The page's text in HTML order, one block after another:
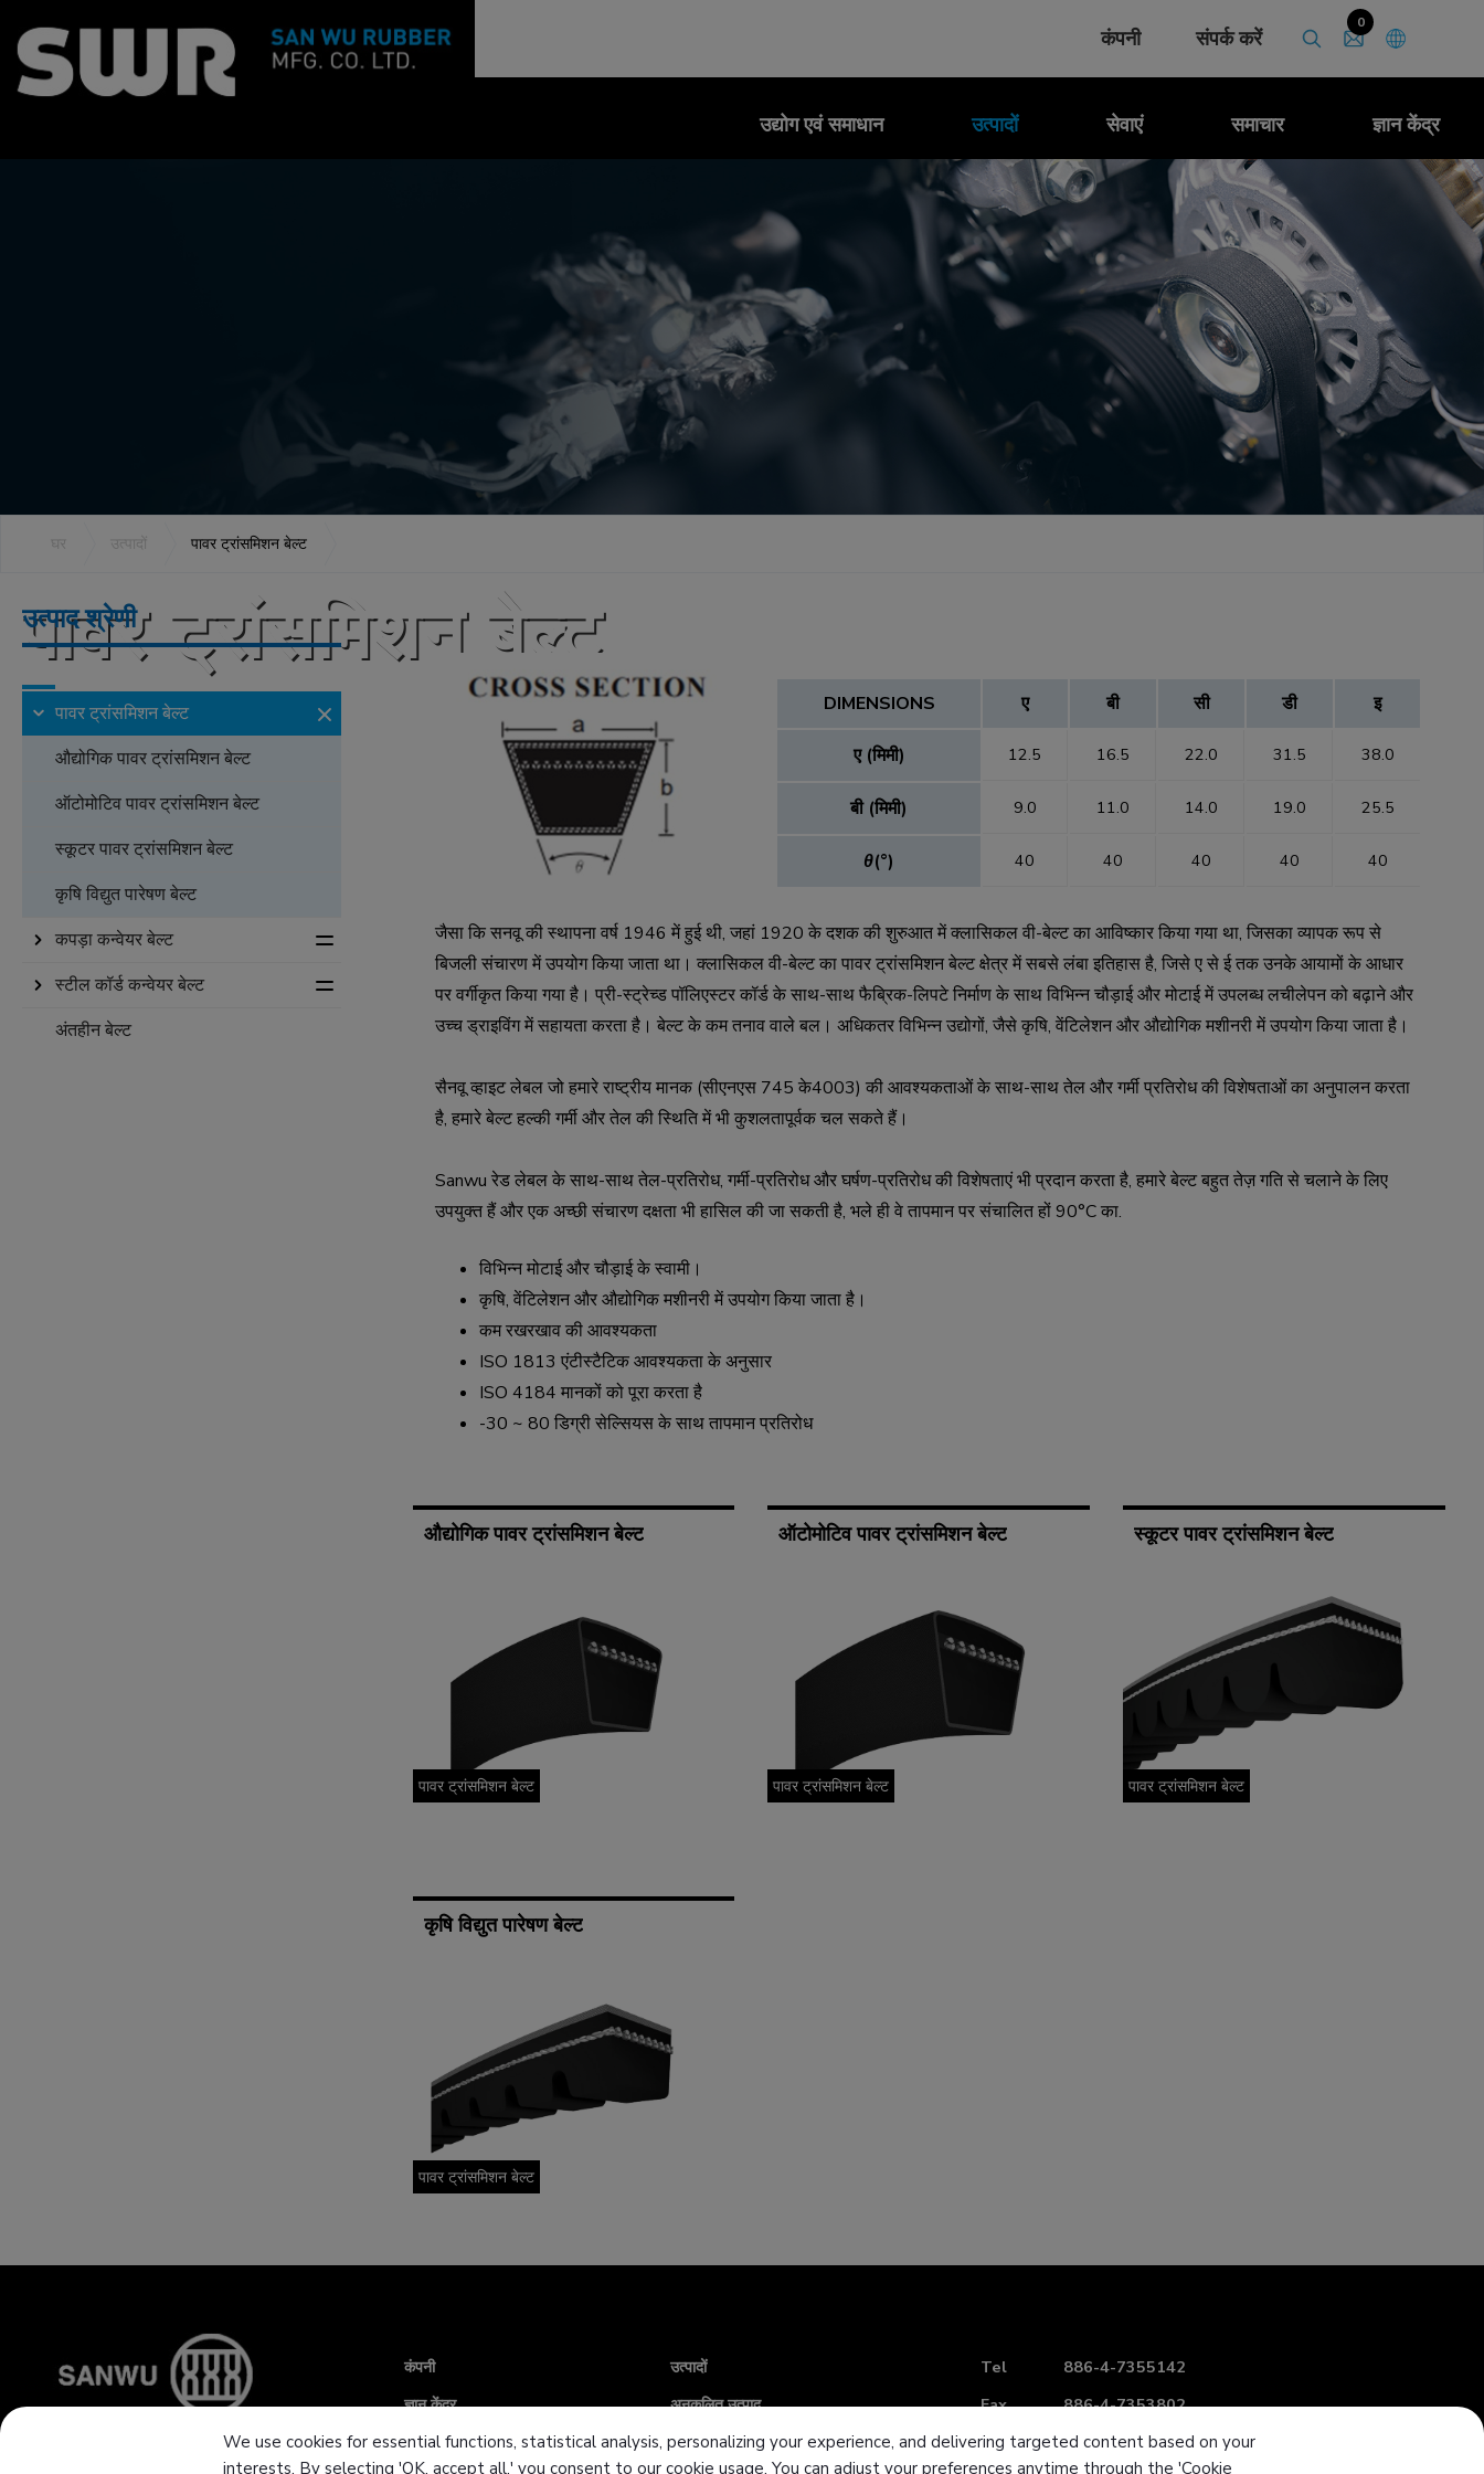
कंपनी संपर्क करें
0
उद्योग एवं समाधान उत्पादों सेवाएं समाचार ज्ञान केंद्र
पावर ट्रांसमिशन बेल्ट
All Products
घर उत्पादों पावर ट्रांसमिशन बेल्ट
उत्पाद श्रेणी
पावर ट्रांसमिशन बेल्ट
औद्योगिक पावर ट्रांसमिशन बेल्ट
ऑटोमोटिव पावर ट्रांसमिशन बेल्ट
स्कूटर पावर ट्रांसमिशन बेल्ट
कृषि विद्युत पारेषण बेल्ट
कपड़ा कन्वेयर बेल्ट
स्टील कॉर्ड कन्वेयर बेल्ट
अंतहीन बेल्ट
DIMENSIONS ए बी सी डी इ
ए (मिमी) 12.5 16.5 22.0 31.5 38.0
बी (मिमी) 9.0 11.0 14.0 19.0 25.5
θ(°) 40 40 40 40 40
जैसा कि सनवू की स्थापना वर्ष 1946 में हुई थी, जहां 1920 के दशक की शुरुआत में क्लासिकल वी-बेल्ट का आविष्कार किया गया था, जिसका व्यापक रूप से
बिजली संचारण में उपयोग किया जाता था। क्लासिकल वी-बेल्ट का पावर ट्रांसमिशन बेल्ट क्षेत्र में सबसे लंबा इतिहास है, जिसे ए से ई तक उनके आयामों के आधार
पर वर्गीकृत किया गया है। प्री-स्ट्रेच्ड पॉलिएस्टर कॉर्ड के साथ-साथ फैब्रिक-लिपटे निर्माण के साथ विभिन्न चौड़ाई और मोटाई में उपलब्ध लचीलेपन को बढ़ाने और
उच्च ड्राइविंग में सहायता करता है। बेल्ट के कम तनाव वाले बल। अधिकतर विभिन्न उद्योगों, जैसे कृषि, वेंटिलेशन और औद्योगिक मशीनरी में उपयोग किया जाता है।
सैनवू व्हाइट लेबल जो हमारे राष्ट्रीय मानक (सीएनएस 745 के4003) की आवश्यकताओं के साथ-साथ तेल और गर्मी प्रतिरोध की विशेषताओं का अनुपालन करता
है, हमारे बेल्ट हल्की गर्मी और तेल की स्थिति में भी कुशलतापूर्वक चल सकते हैं।
Sanwu रेड लेबल के साथ-साथ तेल-प्रतिरोध, गर्मी-प्रतिरोध और घर्षण-प्रतिरोध की विशेषताएं भी प्रदान करता है, हमारे बेल्ट बहुत तेज़ गति से चलाने के लिए
उपयुक्त हैं और एक अच्छी संचारण दक्षता भी हासिल की जा सकती है, भले ही वे तापमान पर संचालित हों 90°C का.
विभिन्न मोटाई और चौड़ाई के स्वामी।
कृषि, वेंटिलेशन और औद्योगिक मशीनरी में उपयोग किया जाता है।
कम रखरखाव की आवश्यकता
ISO 1813 एंटीस्टैटिक आवश्यकता के अनुसार
ISO 4184 मानकों को पूरा करता है
-30 ~ 80 डिग्री सेल्सियस के साथ तापमान प्रतिरोध
औद्योगिक पावर ट्रांसमिशन बेल्ट
पावर ट्रांसमिशन बेल्ट
ऑटोमोटिव पावर ट्रांसमिशन बेल्ट
पावर ट्रांसमिशन बेल्ट
स्कूटर पावर ट्रांसमिशन बेल्ट
पावर ट्रांसमिशन बेल्ट
कृषि विद्युत पारेषण बेल्ट
पावर ट्रांसमिशन बेल्ट
कंपनी
उत्पादों
ज्ञान केंद्र
अनुकूलित उत्पाद
समाचार
उद्योग एवं समाधान
Tel
886-4-7355142
Fax
886-4-7353802
E-mail
intl-sales@sanwu.com.tw
We use cookies for essential functions, statistical analysis, personalizing your experience, and delivering targeted content based on your
interests. By selecting 'OK, accept all,' you consent to our cookie usage. You can adjust your preferences anytime through the 'Cookie